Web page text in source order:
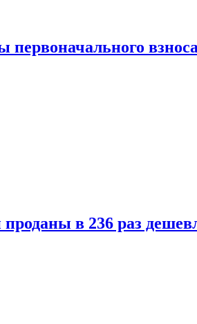
в 236 раз